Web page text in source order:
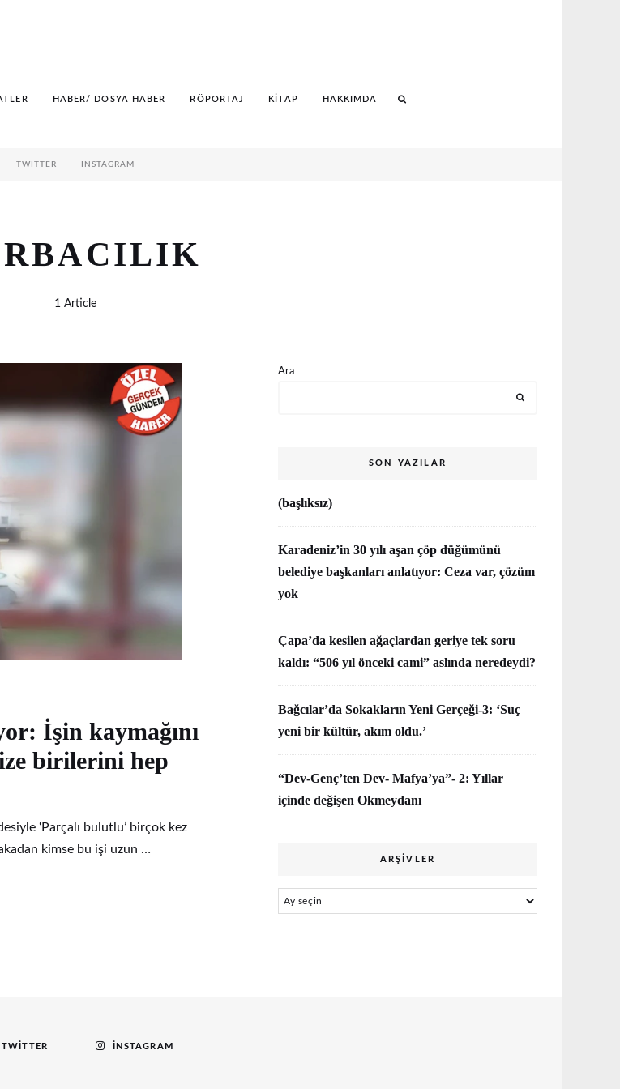
HABER/ DOSYA HABER RÖPORTAJ KITAP HAKKIMDA
TWITTER İNSTAGRAM
1 Article
İşin kaymağını
birilerini hep
‘Parçalı bulutlu’ birçok kez
kimse bu işi uzun …
Ara
SON YAZILAR
(başlıksız)
Karadeniz’in 30 yılı aşan çöp düğümünü
belediye başkanları anlatıyor: Ceza var, çözüm
yok
Çapa’da kesilen ağaçlardan geriye tek soru
kaldı: “506 yıl önceki cami” aslında neredeydi?
Bağcılar’da Sokakların Yeni Gerçeği-3: ‘Suç
yeni bir kültür, akım oldu.’
“Dev-Genç’ten Dev- Mafya’ya”- 2: Yıllar
içinde değişen Okmeydanı
ARŞIVLER
Arşivler
TWITTER İNSTAGRAM